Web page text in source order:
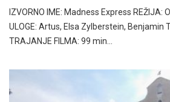
IZVORNO IME: Madness Express REŽIJA:
ULOGE: Artus, Elsa Zylberstein, Benjamin
TRAJANJE FILMA: 99 min…